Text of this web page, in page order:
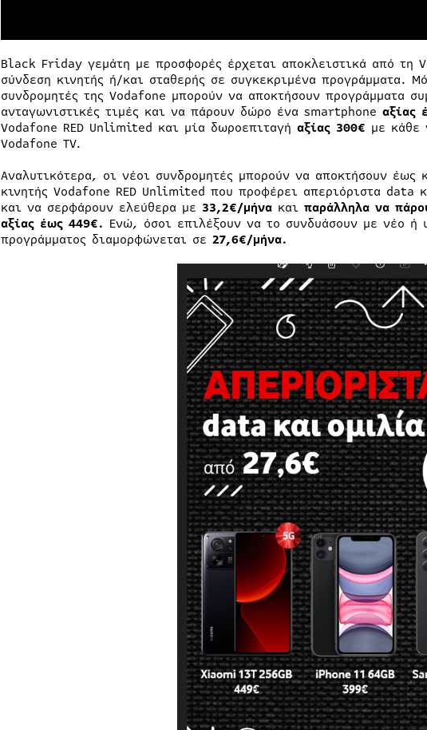
Black Friday γεμάτη με προσφορές έρχεται αποκλειστικά από τη
σύνδεση κινητής ή/και σταθερής σε συγκεκριμένα προγράμματα.
συνδρομητές της Vodafone μπορούν να αποκτήσουν προγράμματα
ανταγωνιστικές τιμές και να πάρουν δώρο ένα smartphone αξίας
Vodafone RED Unlimited και μία δωροεπιταγή αξίας300€ με κάθε
Vodafone TV.
Αναλυτικότερα, οι νέοι συνδρομητές μπορούν να αποκτήσουν έως
κινητής Vodafone RED Unlimited που προφέρει απεριόριστα data
και να σερφάρουν ελεύθερα με 33,2€/μήνακαι παράλληλα να
αξίας έως 449€. Ενώ, όσοι επιλέξουν να το συνδυάσουν με νέο ή
προγράμματος διαμορφώνεται σε 27,6€/μήνα.